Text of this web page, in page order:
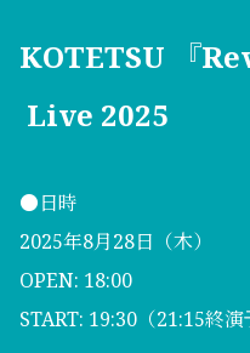
KOTETSU 『
Live 2025
●日時
2025年8月28日（木）
OPEN: 18:00
START: 19:30（21:15終演